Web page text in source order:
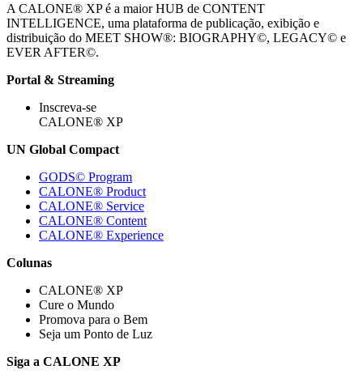
A CALONE® XP é a maior HUB de CONTENT
INTELLIGENCE, uma plataforma de publicação, exibição e
distribuição do MEET SHOW®: BIOGRAPHY©, LEGACY© e
EVER AFTER©.
Portal & Streaming
Inscreva-se
CALONE® XP
UN Global Compact
GODS© Program
CALONE® Product
CALONE® Service
CALONE® Content
CALONE® Experience
Colunas
CALONE® XP
Cure o Mundo
Promova para o Bem
Seja um Ponto de Luz
Siga a CALONE XP